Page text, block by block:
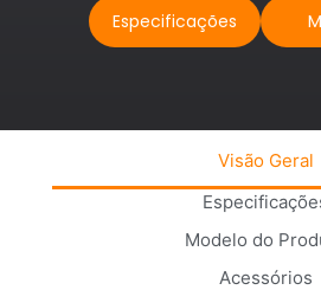
Especificações
Visão Geral
Modelo do
Acessórios